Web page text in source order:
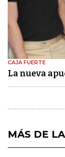
CAJA FUERTE
La nueva
MÁS DE